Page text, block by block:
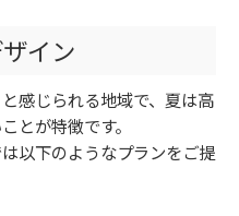
イン
感じられる地域で、夏は高
とが特徴です。
以下のようなプランをご提